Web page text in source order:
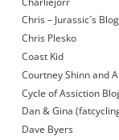
Chris – Jurassic´s Blog
Chris Plesko
Coast Kid
Courtney Shinn and
Cycle of Assiction
Dan & Gina
Dave Byers